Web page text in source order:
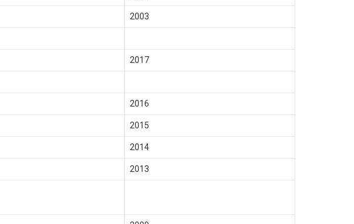
2003
2017
2016
2015
2014
2013